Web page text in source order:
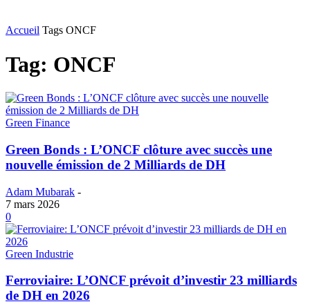
Accueil Tags ONCF
Tag: ONCF
Green Finance
Green Bonds : L’ONCF clôture avec succès une
nouvelle émission de 2 Milliards de DH
Adam Mubarak -
7 mars 2026
0
Green Industrie
Ferroviaire: L’ONCF prévoit d’investir 23 milliards
de DH en 2026